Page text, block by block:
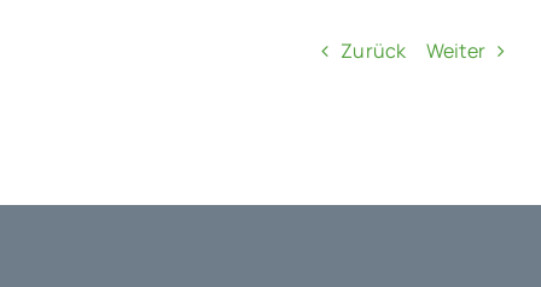
Zurück Weiter